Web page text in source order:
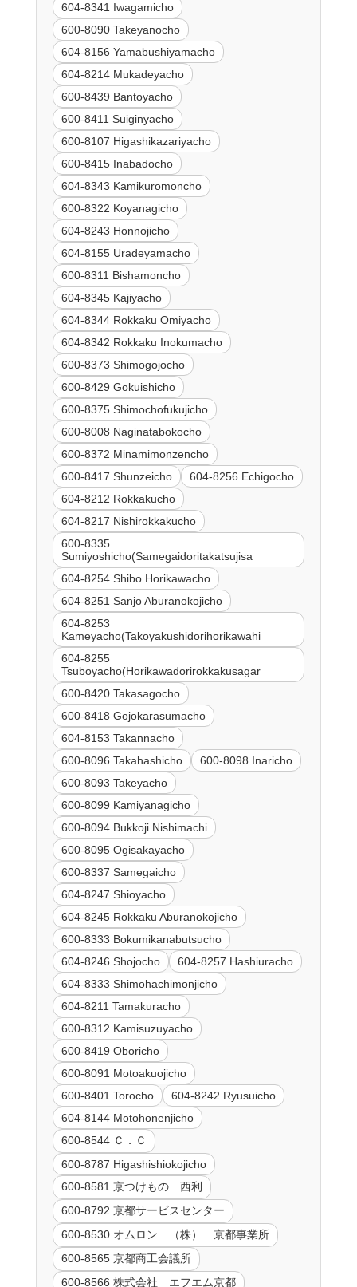
604-8341 Iwagamicho
600-8090 Takeyanocho
604-8156 Yamabushiyamacho
604-8214 Mukadeyacho
600-8439 Bantoyacho
600-8411 Suiginyacho
600-8107 Higashikazariyacho
600-8415 Inabadocho
604-8343 Kamikuromoncho
600-8322 Koyanagicho
604-8243 Honnojicho
604-8155 Uradeyamacho
600-8311 Bishamoncho
604-8345 Kajiyacho
604-8344 Rokkaku Omiyacho
604-8342 Rokkaku Inokumacho
600-8373 Shimogojocho
600-8429 Gokuishicho
600-8375 Shimochofukujicho
600-8008 Naginatabokocho
600-8372 Minamimonzencho
600-8417 Shunzeicho
604-8256 Echigocho
604-8212 Rokkakucho
604-8217 Nishirokkakucho
600-8335
Sumiyoshicho(Samegaidoritakatsujisa
604-8254 Shibo Horikawacho
604-8251 Sanjo Aburanokojicho
604-8253
Kameyacho(Takoyakushidorihorikawahi
604-8255
Tsuboyacho(Horikawadorirokkakusagar
600-8420 Takasagocho
600-8418 Gojokarasumacho
604-8153 Takannacho
600-8096 Takahashicho
600-8098 Inaricho
600-8093 Takeyacho
600-8099 Kamiyanagicho
600-8094 Bukkoji Nishimachi
600-8095 Ogisakayacho
600-8337 Samegaicho
604-8247 Shioyacho
604-8245 Rokkaku Aburanokojicho
600-8333 Bokumikanabutsucho
604-8246 Shojocho
604-8257 Hashiuracho
604-8333 Shimohachimonjicho
604-8211 Tamakuracho
600-8312 Kamisuzuyacho
600-8419 Oboricho
600-8091 Motoakuojicho
600-8401 Torocho
604-8242 Ryusuicho
604-8144 Motohonenjicho
600-8544 Ｃ．Ｃ
600-8787 Higashishiokojicho
600-8581 京つけもの 西利
600-8792 京都サービスセンター
600-8530 オムロン （株） 京都事業所
600-8565 京都商工会議所
600-8566 株式会社 エフエム京都